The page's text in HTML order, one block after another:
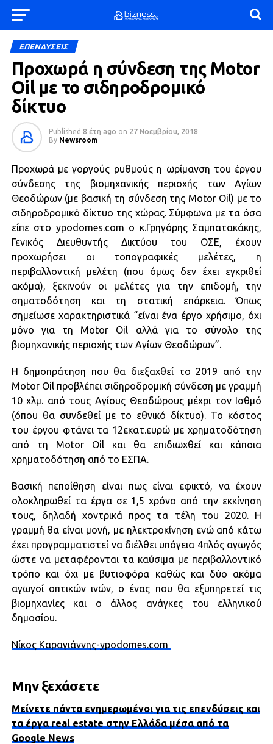
ΕΠΕΝΔΥΣΕΙΣ
Προχωρά η σύνδεση της Motor
Oil με το σιδηροδρομικό
δίκτυο
Published 8 έτη ago on 27 Νοεμβρίου, 2018
By Newsroom
Προχωρά με γοργούς ρυθμούς η ωρίμανση του έργου
σύνδεσης της βιομηχανικής περιοχής των Αγίων
Θεοδώρων (με βασική τη σύνδεση της Motor Oil) με το
σιδηροδρομικό δίκτυο της χώρας. Σύμφωνα με τα όσα
είπε στο ypodomes.com o κ.Γρηγόρης Σαμπατακάκης,
Γενικός Διευθυντής Δικτύου του ΟΣΕ, έχουν
προχωρήσει οι τοπογραφικές μελέτες, η
περιβαλλοντική μελέτη (που όμως δεν έχει εγκριθεί
ακόμα), ξεκινούν οι μελέτες για την επιδομή, την
σηματοδότηση και τη στατική επάρκεια. Όπως
σημείωσε χαρακτηριστικά “είναι ένα έργο χρήσιμο, όχι
μόνο για τη Motor Oil αλλά για το σύνολο της
βιομηχανικής περιοχής των Αγίων Θεοδώρων”.
Η δημοπράτηση που θα διεξαχθεί το 2019 από την
Motor Oil προβλέπει σιδηροδρομική σύνδεση με γραμμή
10 χλμ. από τους Αγίους Θεοδώρους μέχρι τον Ισθμό
(όπου θα συνδεθεί με το εθνικό δίκτυο). Το κόστος
του έργου φτάνει τα 12εκατ.ευρώ με χρηματοδότηση
από τη Motor Oil και θα επιδιωχθεί και κάποια
χρηματοδότηση από το ΕΣΠΑ.
Βασική πεποίθηση είναι πως είναι εφικτό, να έχουν
ολοκληρωθεί τα έργα σε 1,5 χρόνο από την εκκίνηση
τους, δηλαδή χοντρικά προς τα τέλη του 2020. Η
γραμμή θα είναι μονή, με ηλεκτροκίνηση ενώ από κάτω
έχει προγραμματιστεί να διέλθει υπόγεια 4πλός αγωγός
ώστε να μεταφέρονται τα καύσιμα με περιβαλλοντικό
τρόπο και όχι με βυτιοφόρα καθώς και δύο ακόμα
αγωγοί οπτικών ινών, ο ένας που θα εξυπηρετεί τις
βιομηχανίες και ο άλλος ανάγκες του ελληνικού
δημοσίου.
Νίκος Καραγιάννης-ypodomes.com
Μην ξεχάσετε
Μείνετε πάντα ενημερωμένοι για τις επενδύσεις και
τα έργα real estate στην Ελλάδα μέσα από τα
Google News